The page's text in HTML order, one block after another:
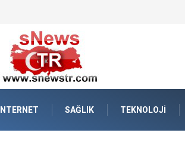
SAĞLIK TEKNOLOJI